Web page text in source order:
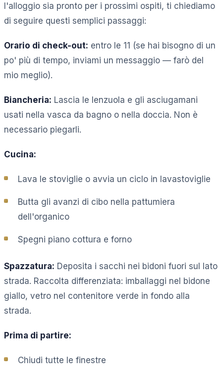
l'alloggio sia pronto per i prossimi ospiti, ti chiediamo
di seguire questi semplici passaggi:
Orario di check-out: entro le 11 (se hai bisogno di un
po' più di tempo, inviami un messaggio — farò del
mio meglio).
Biancheria: Lascia le lenzuola e gli asciugamani
usati nella vasca da bagno o nella doccia. Non è
necessario piegarli.
Cucina:
Lava le stoviglie o avvia un ciclo in lavastoviglie
Butta gli avanzi di cibo nella pattumiera
dell'organico
Spegni piano cottura e forno
Spazzatura: Deposita i sacchi nei bidoni fuori sul lato
strada. Raccolta differenziata: imballaggi nel bidone
giallo, vetro nel contenitore verde in fondo alla
strada.
Prima di partire:
Chiudi tutte le finestre